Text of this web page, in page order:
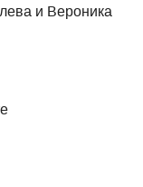
и Вероника